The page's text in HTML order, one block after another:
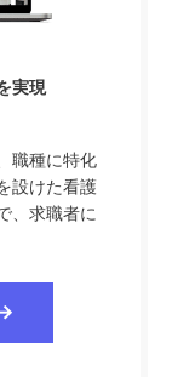
実現
職種に特化
設けた看護
、求職者に